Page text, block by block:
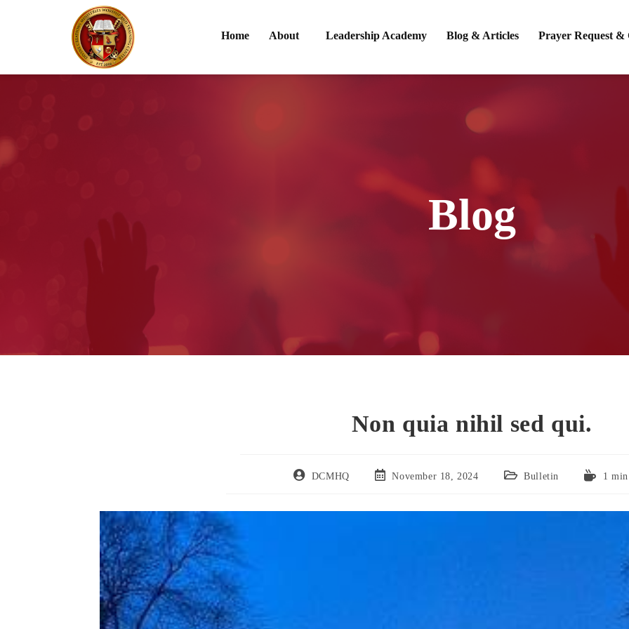
Home About Leadership Academy Blog & Articles Prayer Request &
Blog
Non quia nihil sed qui.
DCMHQ November 18, 2024 Bulletin 1